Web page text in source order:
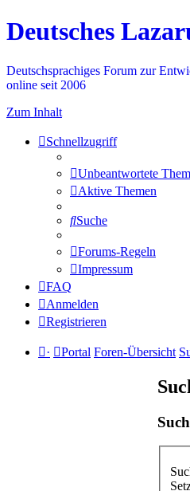
Deutsches
Deutschsprachiges Forum zur
online seit 2006
Zum Inhalt
Schnellzugriff
Unbeantwortete
Aktive Themen
Suche
Forums-Regeln
Impressum
FAQ
Anmelden
Registrieren
· Portal Foren-Übersicht